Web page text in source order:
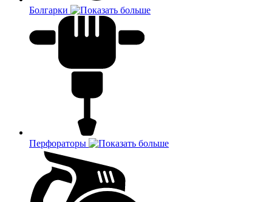
Болгарки
Перфораторы